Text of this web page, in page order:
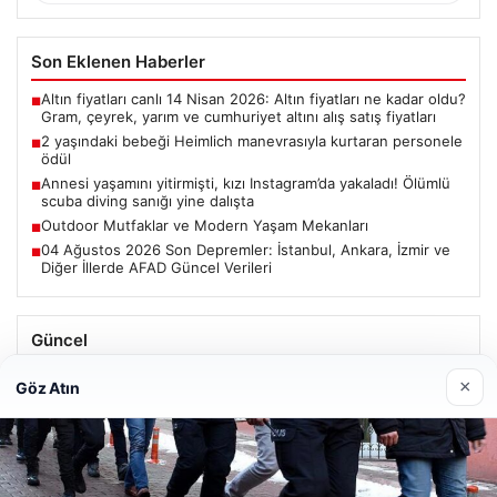
Son Eklenen Haberler
■Altın fiyatları canlı 14 Nisan 2026: Altın fiyatları ne kadar oldu?
Gram, çeyrek, yarım ve cumhuriyet altını alış satış fiyatları
■2 yaşındaki bebeği Heimlich manevrasıyla kurtaran personele
ödül
■Annesi yaşamını yitirmişti, kızı Instagram’da yakaladı! Ölümlü
scuba diving sanığı yine dalışta
■Outdoor Mutfaklar ve Modern Yaşam Mekanları
■04 Ağustos 2026 Son Depremler: İstanbul, Ankara, İzmir ve
Diğer İllerde AFAD Güncel Verileri
Güncel
Altın fiyatları canlı 14 Nisan 2026: Altın fiyatları ne kadar
oldu? Gram, çeyrek, yarım ve cumhuriyet altını alış satış
fiyatları
Göz Atın ×